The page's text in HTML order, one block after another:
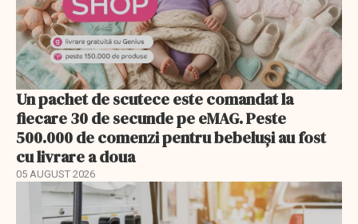
Un pachet de scutece este comandat la
fiecare 30 de secunde pe eMAG. Peste
500.000 de comenzi pentru bebeluși au fost
cu livrare a doua
05 AUGUST 2026